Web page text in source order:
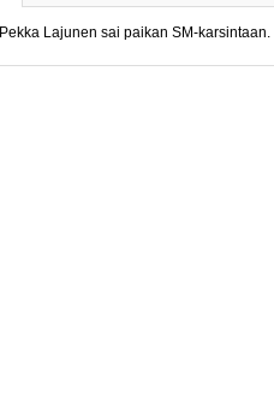
Pekka Lajunen sai paikan SM-karsintaan.